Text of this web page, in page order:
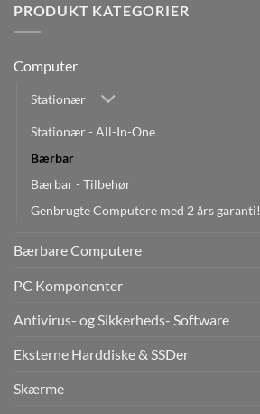
PRODUKT KATEGORIER
Computer
Stationær
Stationær - All-In-One
Bærbar
Bærbar - Tilbehør
Genbrugte Computere med 2 års garanti!
Bærbare Computere
PC Komponenter
Antivirus- og Sikkerheds- Software
Eksterne Harddiske & SSDer
Skærme